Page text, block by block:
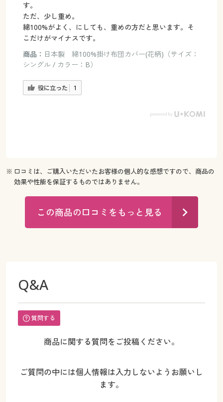
す。
ただ、少し重め。
綿100%がよく、にしても、重めの方だと思います。そ
こだけがマイナスです。
商品： 日本製 綿100%掛け布団カバー(花柄)（サイズ：
シングル / カラー：B）
役に立った 1
※ 口コミは、ご購入いただいたお客様の個人的な感想ですので、商品の
効果や性能を保証するものではありません。
この商品の口コミをもっと見る
Q&A
質問する
商品に関する質問をご投稿ください。
ご質問の中には個人情報は入力しないようお願いし
ます。